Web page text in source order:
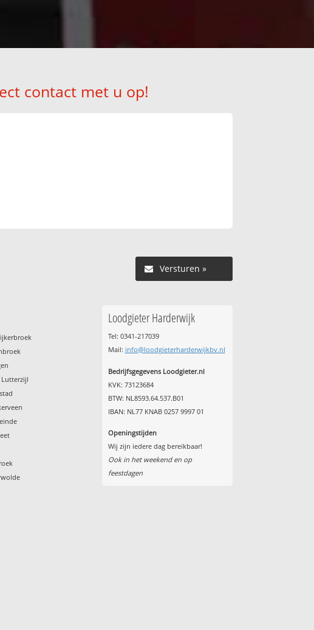
contact met u op!
Versturen »
Loodgieter Harderwijk
Tel: 0341-217039
Mail: info@loodgieterharderwijkbv.nl
Bedrijfsgegevens Loodgieter.nl
KVK: 73123684
BTW: NL8593.64.537.B01
IBAN: NL77 KNAB 0257 9997 01
Openingstijden
Wij zijn iedere dag bereikbaar!
Ook in het weekend en op
feestdagen